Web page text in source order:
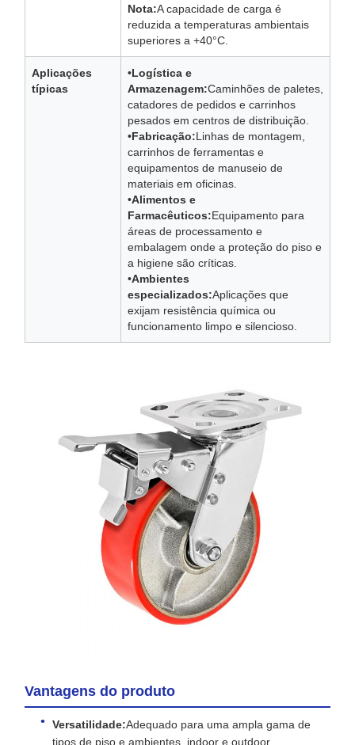
Nota:A capacidade de carga é
reduzida a temperaturas ambientais
superiores a +40°C.
Aplicações
típicas
•Logística e
Armazenagem:Caminhões de paletes,
catadores de pedidos e carrinhos
pesados em centros de distribuição.
•Fabricação:Linhas de montagem,
carrinhos de ferramentas e
equipamentos de manuseio de
materiais em oficinas.
•Alimentos e
Farmacêuticos:Equipamento para
áreas de processamento e
embalagem onde a proteção do piso e
a higiene são críticas.
•Ambientes
especializados:Aplicações que
exijam resistência química ou
funcionamento limpo e silencioso.
Vantagens do produto
Versatilidade:Adequado para uma ampla gama de
tipos de piso e ambientes, indoor e outdoor